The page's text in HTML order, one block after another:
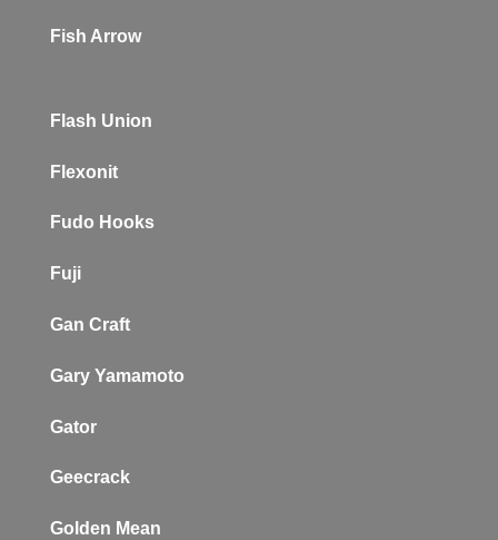
Fish Arrow
Flash Union
Flexonit
Fudo Hooks
Fuji
Gan Craft
Gary Yamamoto
Gator
Geecrack
Golden Mean